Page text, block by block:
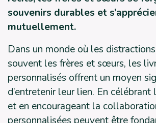
souvenirs durables et
mutuellement.
Dans un monde où les
souvent les frères et sœurs, les
personnalisés offrent un moyen
d’entretenir leur lien. En célébrant
et en encourageant la